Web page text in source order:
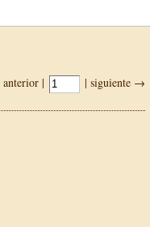
| | siguiente →